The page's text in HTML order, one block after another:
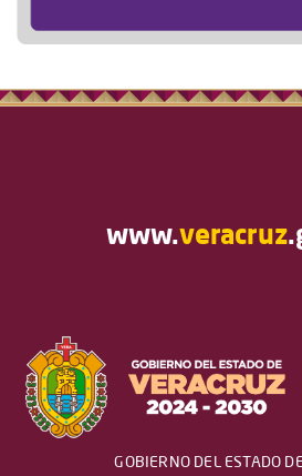
www.veracruz
GOBIERNO DEL ESTADO